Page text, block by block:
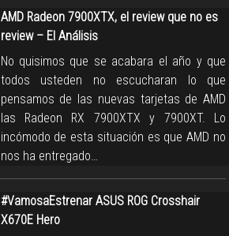
AMD Radeon 7900XTX, el review que no es
review – El Análisis
No quisimos que se acabara el año y que
todos usteden no escucharan lo que
pensamos de las nuevas tarjetas de AMD
las Radeon RX 7900XTX y 7900XT. Lo
incómodo de esta situación es que AMD no
nos ha entregado…
#VamosaEstrenar ASUS ROG Crosshair
X670E Hero